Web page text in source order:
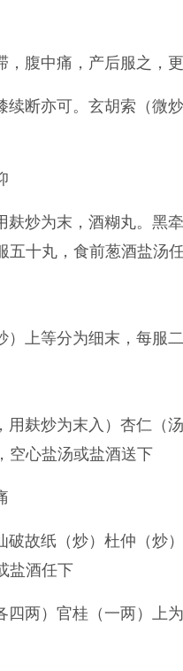
，腹中痛，产后服之，
续断亦可。玄胡索（微
麸炒为末，酒糊丸。黑
五十丸，食前葱酒盐汤
）上等分为细末，每服
用麸炒为末入）杏仁（
空心盐汤或盐酒送下
破故纸（炒）杜仲（炒
盐酒任下
四两）官桂（一两）上